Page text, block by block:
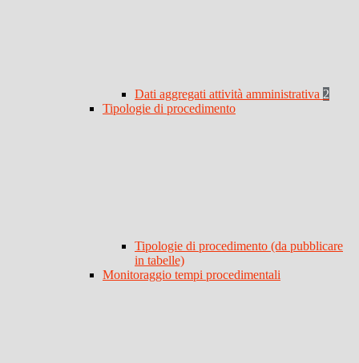
Dati aggregati attività amministrativa 2
Tipologie di procedimento
Tipologie di procedimento (da pubblicare
in tabelle)
Monitoraggio tempi procedimentali